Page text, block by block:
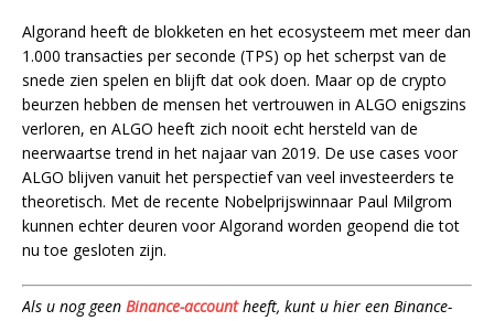
Algorand heeft de blokketen en het ecosysteem met meer dan
1.000 transacties per seconde (TPS) op het scherpst van de
snede zien spelen en blijft dat ook doen. Maar op de crypto
beurzen hebben de mensen het vertrouwen in ALGO enigszins
verloren, en ALGO heeft zich nooit echt hersteld van de
neerwaartse trend in het najaar van 2019. De use cases voor
ALGO blijven vanuit het perspectief van veel investeerders te
theoretisch. Met de recente Nobelprijswinnaar Paul Milgrom
kunnen echter deuren voor Algorand worden geopend die tot
nu toe gesloten zijn.
Als u nog geen Binance-accountheeft, kunt u hier een Binance-